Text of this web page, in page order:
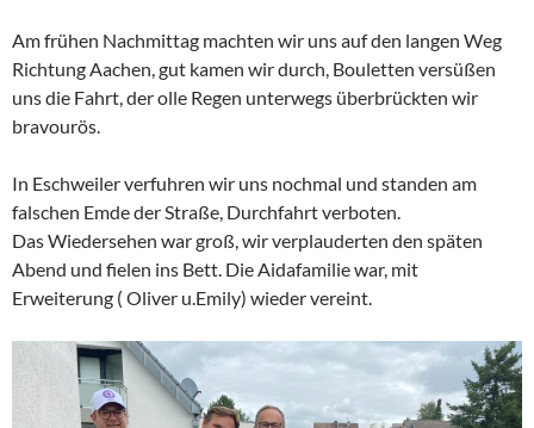
Am frühen Nachmittag machten wir uns auf den langen Weg
Richtung Aachen, gut kamen wir durch, Bouletten versüßen
uns die Fahrt, der olle Regen unterwegs überbrückten wir
bravourös.
In Eschweiler verfuhren wir uns nochmal und standen am
falschen Emde der Straße, Durchfahrt verboten.
Das Wiedersehen war groß, wir verplauderten den späten
Abend und fielen ins Bett. Die Aidafamilie war, mit
Erweiterung ( Oliver u.Emily) wieder vereint.